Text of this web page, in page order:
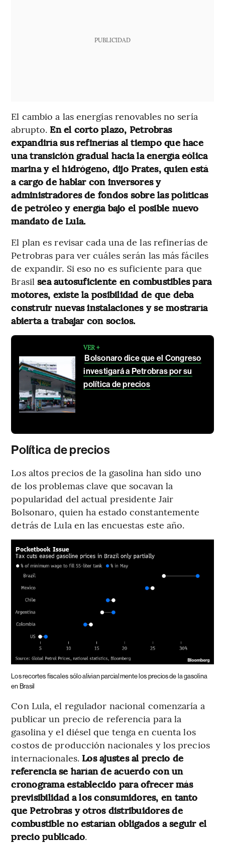
PUBLICIDAD
El cambio a las energías renovables no sería
abrupto. En el corto plazo, Petrobras
expandiría sus refinerías al tiempo que hace
una transición gradual hacia la energía eólica
marina y el hidrógeno, dijo Prates, quien está
a cargo de hablar con inversores y
administradores de fondos sobre las políticas
de petróleo y energía bajo el posible nuevo
mandato de Lula.
El plan es revisar cada una de las refinerías de
Petrobras para ver cuáles serán las más fáciles
de expandir. Si eso no es suficiente para que
Brasilsea autosuficiente en combustibles para
motores, existe la posibilidad de que deba
construir nuevas instalaciones y se mostraría
abierta a trabajar con socios.
VER +
Bolsonaro dice que el Congreso
investigará a Petrobras por su
política de precios
Política de precios
Los altos precios de la gasolina han sido uno
de los problemas clave que socavan la
popularidad del actual presidente Jair
Bolsonaro, quien ha estado constantemente
detrás de Lula en las encuestas este año.
Los recortes fiscales sólo alivian parcialmente los precios de la gasolina
en Brasil
Con Lula, el regulador nacional comenzaría a
publicar un precio de referencia para la
gasolina y el diésel que tenga en cuenta los
costos de producción nacionales y los precios
internacionales. Los ajustes al precio de
referencia se harían de acuerdo con un
cronograma establecido para ofrecer más
previsibilidad a los consumidores, en tanto
que Petrobras y otros distribuidores de
combustible no estarían obligados a seguir el
precio publicado.